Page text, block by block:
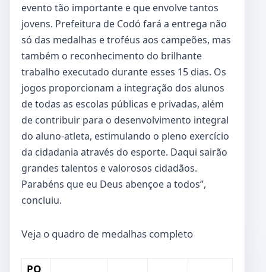
evento tão importante e que envolve tantos
jovens. Prefeitura de Codó fará a entrega não
só das medalhas e troféus aos campeões, mas
também o reconhecimento do brilhante
trabalho executado durante esses 15 dias. Os
jogos proporcionam a integração dos alunos
de todas as escolas públicas e privadas, além
de contribuir para o desenvolvimento integral
do aluno-atleta, estimulando o pleno exercício
da cidadania através do esporte. Daqui sairão
grandes talentos e valorosos cidadãos.
Parabéns que eu Deus abençoe a todos”,
concluiu.
Veja o quadro de medalhas completo
PO